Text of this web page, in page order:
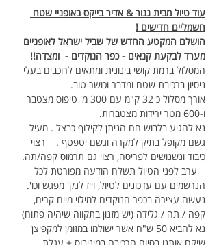
עוד טיול מבית גנור & אדיר בייקס באופניי שטח
חשמליים חדישים !
הושלם המקטע החדש של שביל ישראל לאופניים
מערד לבקעת קנאים - כפר הנוקדים -  ומצדה!!
המסלול ברמת קושי בינונית ומתאים לרוכבים בעלי
ניסיון ברכיבת שטח ומדבר וכושר טוב.
אורך מסלול כ 32 ק"מ עם 300 מ' טיפוס מצטבר
ו-600 מטר ירידות מצטברות.
נא להגיע בלבוש חם הניתן לקילוף כבצל . מעיל
גשם מקופל בתיק למקרה וגשם יטפטף .    רצוי
כיבוד ונשנושים לפריסה, רצוי גם תרמוס קפה/תה.
ערב לפני הטיול תשלח הודעה מפורטת לכל
הנרשמים עם עדכונים לטיול, וייז לנק' מפגש וכו'.
נעשה עצירה בכפר הנוקדים למילוי מיים קרים,
קפה / תה / גלידה (יש מזנון בתקווה שיהיה פתוח)
נא להביא 50 ש"ח אשר ישולמו במזומן למקפיצן